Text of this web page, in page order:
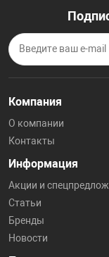
Компания
О компании
Контакты
Информация
Акции и
Статьи
Бренды
Новости